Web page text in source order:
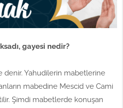
gayesi nedir?
denir. Yahudilerin mabetlerine
mabedine Mescid ve Cami
Şimdi mabetlerde konuşan